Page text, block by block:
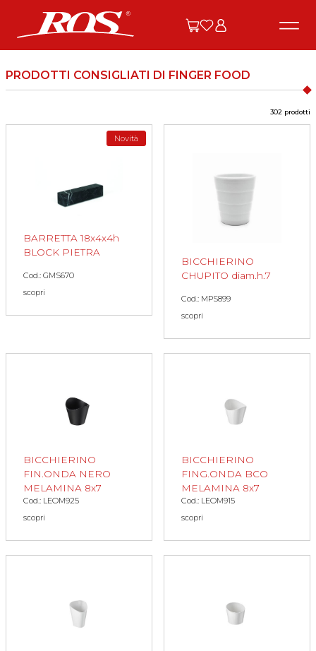
PRODOTTI CONSIGLIATI DI FINGER FOOD
302 prodotti
Novità
BARRETTA 18x4x4h
BLOCK PIETRA
Cod.: GMS670
scopri
BICCHIERINO
CHUPITO diam.h.7
Cod.: MPS899
scopri
BICCHIERINO
FIN.ONDA NERO
MELAMINA 8x7
Cod.: LEOM925
scopri
BICCHIERINO
FING.ONDA BCO
MELAMINA 8x7
Cod.: LEOM915
scopri